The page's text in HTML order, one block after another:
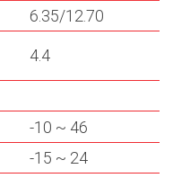
6.35/12.70
4.4
-10 ~ 46
-15 ~ 24